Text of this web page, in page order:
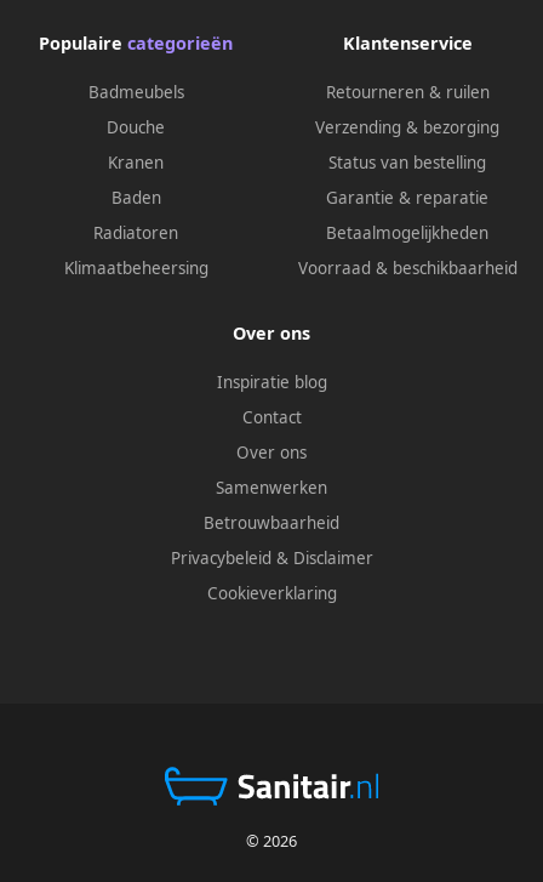
Populaire categorieën
Badmeubels
Douche
Kranen
Baden
Radiatoren
Klimaatbeheersing
Klantenservice
Retourneren & ruilen
Verzending & bezorging
Status van bestelling
Garantie & reparatie
Betaalmogelijkheden
Voorraad & beschikbaarheid
Over ons
Inspiratie blog
Contact
Over ons
Samenwerken
Betrouwbaarheid
Privacybeleid & Disclaimer
Cookieverklaring
© 2026